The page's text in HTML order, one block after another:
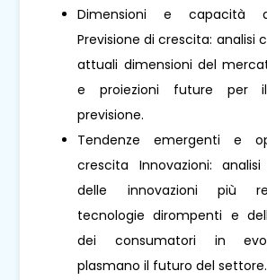
Dimensioni e capacità
Previsione di crescita: analisi
attuali dimensioni del
e proiezioni future per
previsione.
Tendenze emergenti e
crescita Innovazioni:
delle innovazioni più
tecnologie dirompenti e
dei consumatori in
plasmano il futuro del settore.